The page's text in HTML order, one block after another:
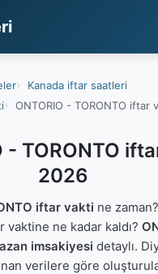
Kanada iftar saatleri
ONTORIO - TORONTO iftar
- TORONTO
2026
iftar vakti ne
vaktine ne kadar kaldı?
imsakiyesi detaylı.
verilere göre